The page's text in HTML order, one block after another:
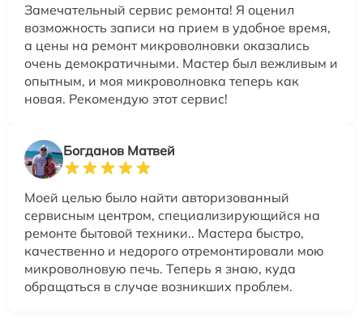
Замечательный сервис ремонта! Я оценил
возможность записи на прием в удобное время,
а цены на ремонт микроволновки оказались
очень демократичными. Мастер был вежливым и
опытным, и моя микроволновка теперь как
новая. Рекомендую этот сервис!
Богданов Матвей
Моей целью было найти авторизованный
сервисным центром, специализирующийся на
ремонте бытовой техники.. Мастера быстро,
качественно и недорого отремонтировали мою
микроволновую печь. Теперь я знаю, куда
обращаться в случае возникших проблем.